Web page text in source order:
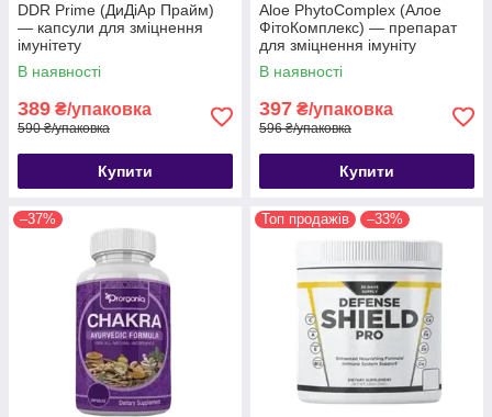
DDR Prime (ДиДіАр Прайм)
— капсули для зміцнення
імунітету
В наявності
389 ₴/упаковка
590 ₴/упаковка
Купити
Aloe PhytoComplex (Алое
ФітоКомплекс) — препарат
для зміцнення імуніту
В наявності
397 ₴/упаковка
596 ₴/упаковка
Купити
–37% Топ продажів –33%